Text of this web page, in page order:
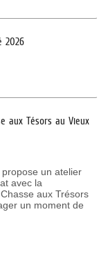
2026
aux Tésors au Vieux
un atelier
avec la
aux Trésors
un moment de